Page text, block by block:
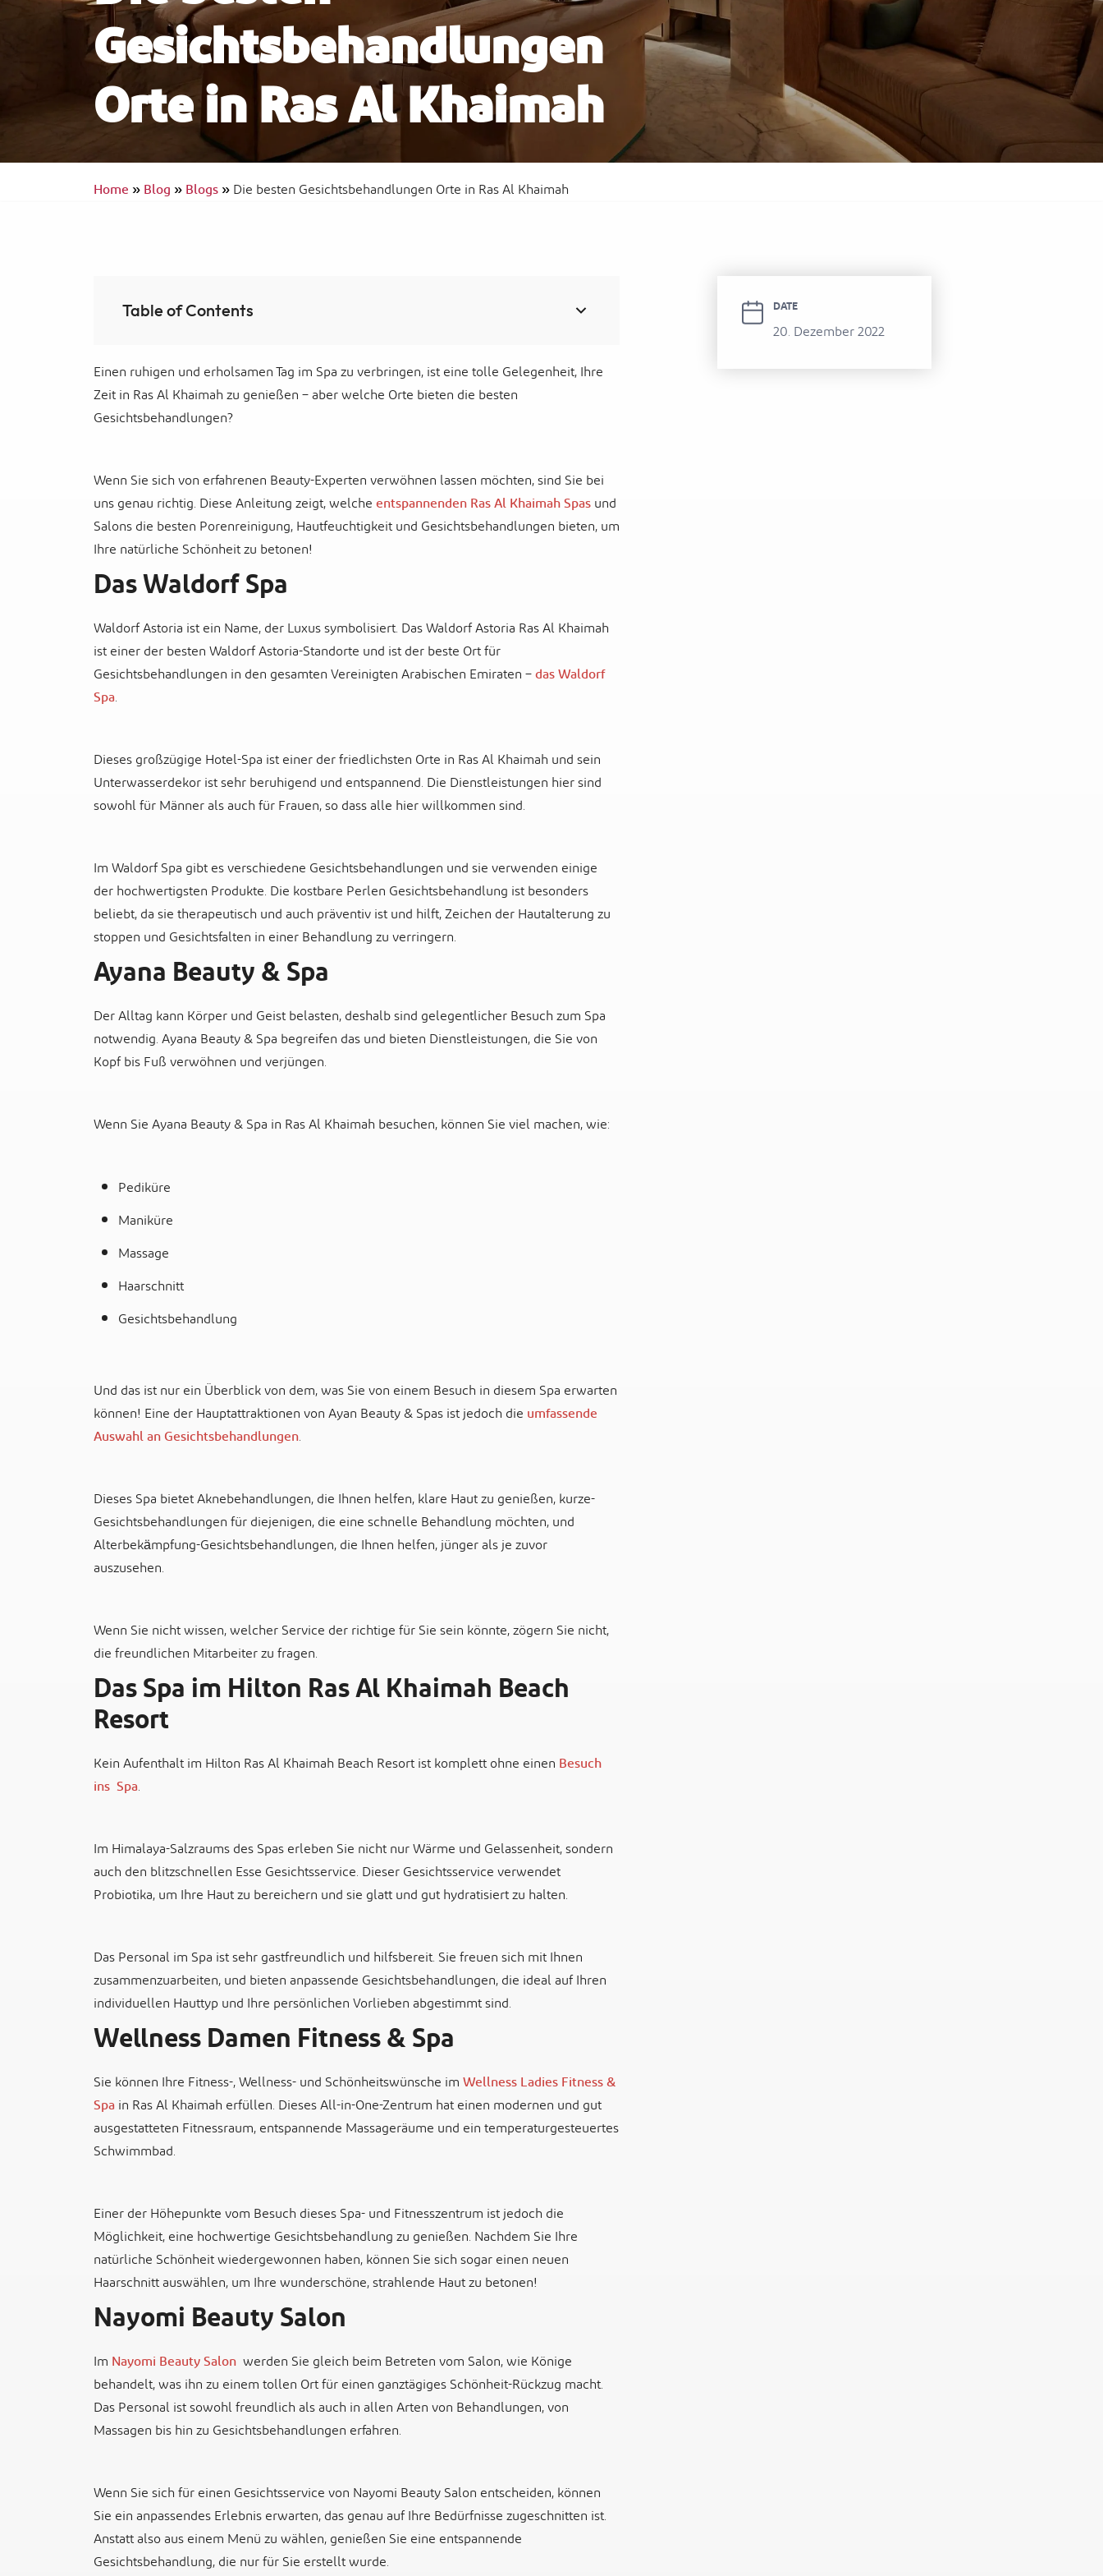
and Spa
Waldorf Astoria Ras Al Khaimah Sofitel Al Hamra Beach Resort
Barrierefreies Reisen
Gesichtsbehandlungen
Orte in Ras Al Khaimah
Home»Blog»Blogs»Die besten Gesichtsbehandlungen Orte in Ras Al Khaimah
Table of Contents
Einen ruhigen und erholsamen Tag im Spa zu verbringen, ist eine tolle Gelegenheit, Ihre
Zeit in Ras Al Khaimah zu genießen – aber welche Orte bieten die besten
Gesichtsbehandlungen?
Wenn Sie sich von erfahrenen Beauty-Experten verwöhnen lassen möchten, sind Sie bei
uns genau richtig. Diese Anleitung zeigt, welcheentspannenden Ras Al Khaimah Spasund
Salons die besten Porenreinigung, Hautfeuchtigkeit und Gesichtsbehandlungen bieten, um
Ihre natürliche Schönheit zu betonen!
Das Waldorf Spa
Waldorf Astoria ist ein Name, der Luxus symbolisiert. Das Waldorf Astoria Ras Al Khaimah
ist einer der besten Waldorf Astoria-Standorte und ist der beste Ort für
Gesichtsbehandlungen in den gesamten Vereinigten Arabischen Emiraten –das Waldorf
Spa.
Dieses großzügige Hotel-Spa ist einer der friedlichsten Orte in Ras Al Khaimah und sein
Unterwasserdekor ist sehr beruhigend und entspannend. Die Dienstleistungen hier sind
sowohl für Männer als auch für Frauen, so dass alle hier willkommen sind.
Im Waldorf Spa gibt es verschiedene Gesichtsbehandlungen und sie verwenden einige
der hochwertigsten Produkte. Die kostbare Perlen Gesichtsbehandlung ist besonders
beliebt, da sie therapeutisch und auch präventiv ist und hilft, Zeichen der Hautalterung zu
stoppen und Gesichtsfalten in einer Behandlung zu verringern.
Ayana Beauty & Spa
Der Alltag kann Körper und Geist belasten, deshalb sind gelegentlicher Besuch zum Spa
notwendig. Ayana Beauty & Spa begreifen das und bieten Dienstleistungen, die Sie von
Kopf bis Fuß verwöhnen und verjüngen.
Wenn Sie Ayana Beauty & Spa in Ras Al Khaimah besuchen, können Sie viel machen, wie:
Pediküre
Maniküre
Massage
Haarschnitt
Gesichtsbehandlung
Und das ist nur ein Überblick von dem, was Sie von einem Besuch in diesem Spa erwarten
können! Eine der Hauptattraktionen von Ayan Beauty & Spas ist jedoch dieumfassende
Auswahl an Gesichtsbehandlungen.
Dieses Spa bietet Aknebehandlungen, die Ihnen helfen, klare Haut zu genießen, kurze-
Gesichtsbehandlungen für diejenigen, die eine schnelle Behandlung möchten, und
Alterbekӓmpfung-Gesichtsbehandlungen, die Ihnen helfen, jünger als je zuvor
auszusehen.
Wenn Sie nicht wissen, welcher Service der richtige für Sie sein könnte, zögern Sie nicht,
die freundlichen Mitarbeiter zu fragen.
Das Spa im Hilton Ras Al Khaimah Beach
Resort
Kein Aufenthalt im Hilton Ras Al Khaimah Beach Resort ist komplett ohne einenBesuch
ins Spa.
Im Himalaya-Salzraums des Spas erleben Sie nicht nur Wärme und Gelassenheit, sondern
auch den blitzschnellen Esse Gesichtsservice. Dieser Gesichtsservice verwendet
Probiotika, um Ihre Haut zu bereichern und sie glatt und gut hydratisiert zu halten.
Das Personal im Spa ist sehr gastfreundlich und hilfsbereit. Sie freuen sich mit Ihnen
zusammenzuarbeiten, und bieten anpassende Gesichtsbehandlungen, die ideal auf Ihren
individuellen Hauttyp und Ihre persönlichen Vorlieben abgestimmt sind.
Wellness Damen Fitness & Spa
Sie können Ihre Fitness-, Wellness- und Schönheitswünsche imWellness Ladies Fitness &
Spain Ras Al Khaimah erfüllen. Dieses All-in-One-Zentrum hat einen modernen und gut
ausgestatteten Fitnessraum, entspannende Massageräume und ein temperaturgesteuertes
Schwimmbad.
Einer der Höhepunkte vom Besuch dieses Spa- und Fitnesszentrum ist jedoch die
Möglichkeit, eine hochwertige Gesichtsbehandlung zu genießen. Nachdem Sie Ihre
natürliche Schönheit wiedergewonnen haben, können Sie sich sogar einen neuen
Haarschnitt auswählen, um Ihre wunderschöne, strahlende Haut zu betonen!
Nayomi Beauty Salon
ImNayomi Beauty Salon werden Sie gleich beim Betreten vom Salon, wie Könige
behandelt, was ihn zu einem tollen Ort für einen ganztägiges Schönheit-Rückzug macht.
Das Personal ist sowohl freundlich als auch in allen Arten von Behandlungen, von
Massagen bis hin zu Gesichtsbehandlungen erfahren.
Wenn Sie sich für einen Gesichtsservice von Nayomi Beauty Salon entscheiden, können
Sie ein anpassendes Erlebnis erwarten, das genau auf Ihre Bedürfnisse zugeschnitten ist.
Anstatt also aus einem Menü zu wählen, genießen Sie eine entspannende
Gesichtsbehandlung, die nur für Sie erstellt wurde.
DATE
20. Dezember 2022